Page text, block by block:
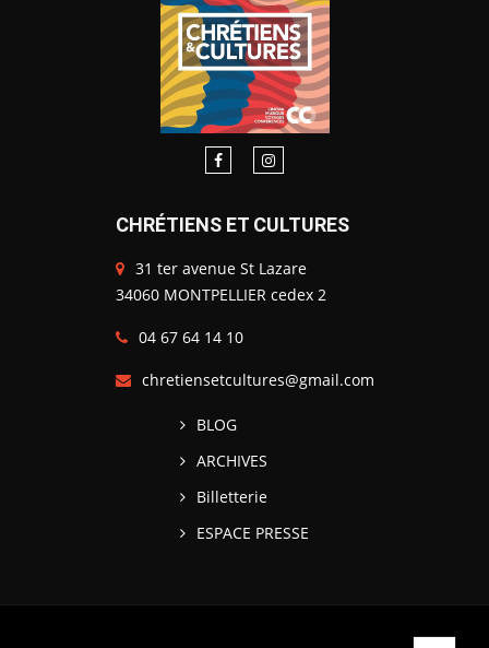
CHRÉTIENS ET CULTURES
31 ter avenue St Lazare
34060 MONTPELLIER cedex 2
04 67 64 14 10
chretiensetcultures@gmail.com
BLOG
ARCHIVES
Billetterie
ESPACE PRESSE